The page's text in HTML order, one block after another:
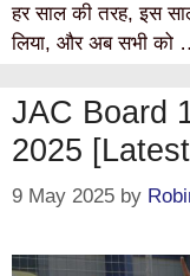
हर साल की तरह, इस
लिया, और अब सभी को
JAC Board
2025
9 May 2025 by